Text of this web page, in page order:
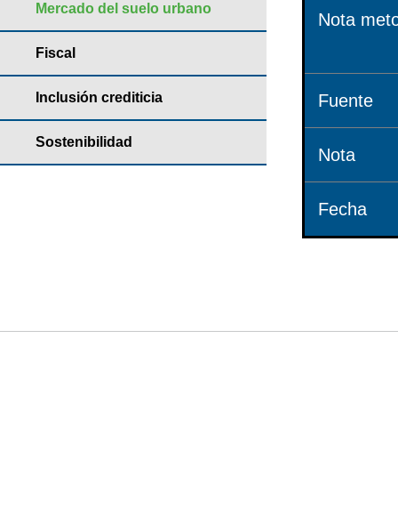
Mercado del suelo urbano
Fiscal
Inclusión crediticia
Sostenibilidad
Nota
Fuente
Nota
Fecha